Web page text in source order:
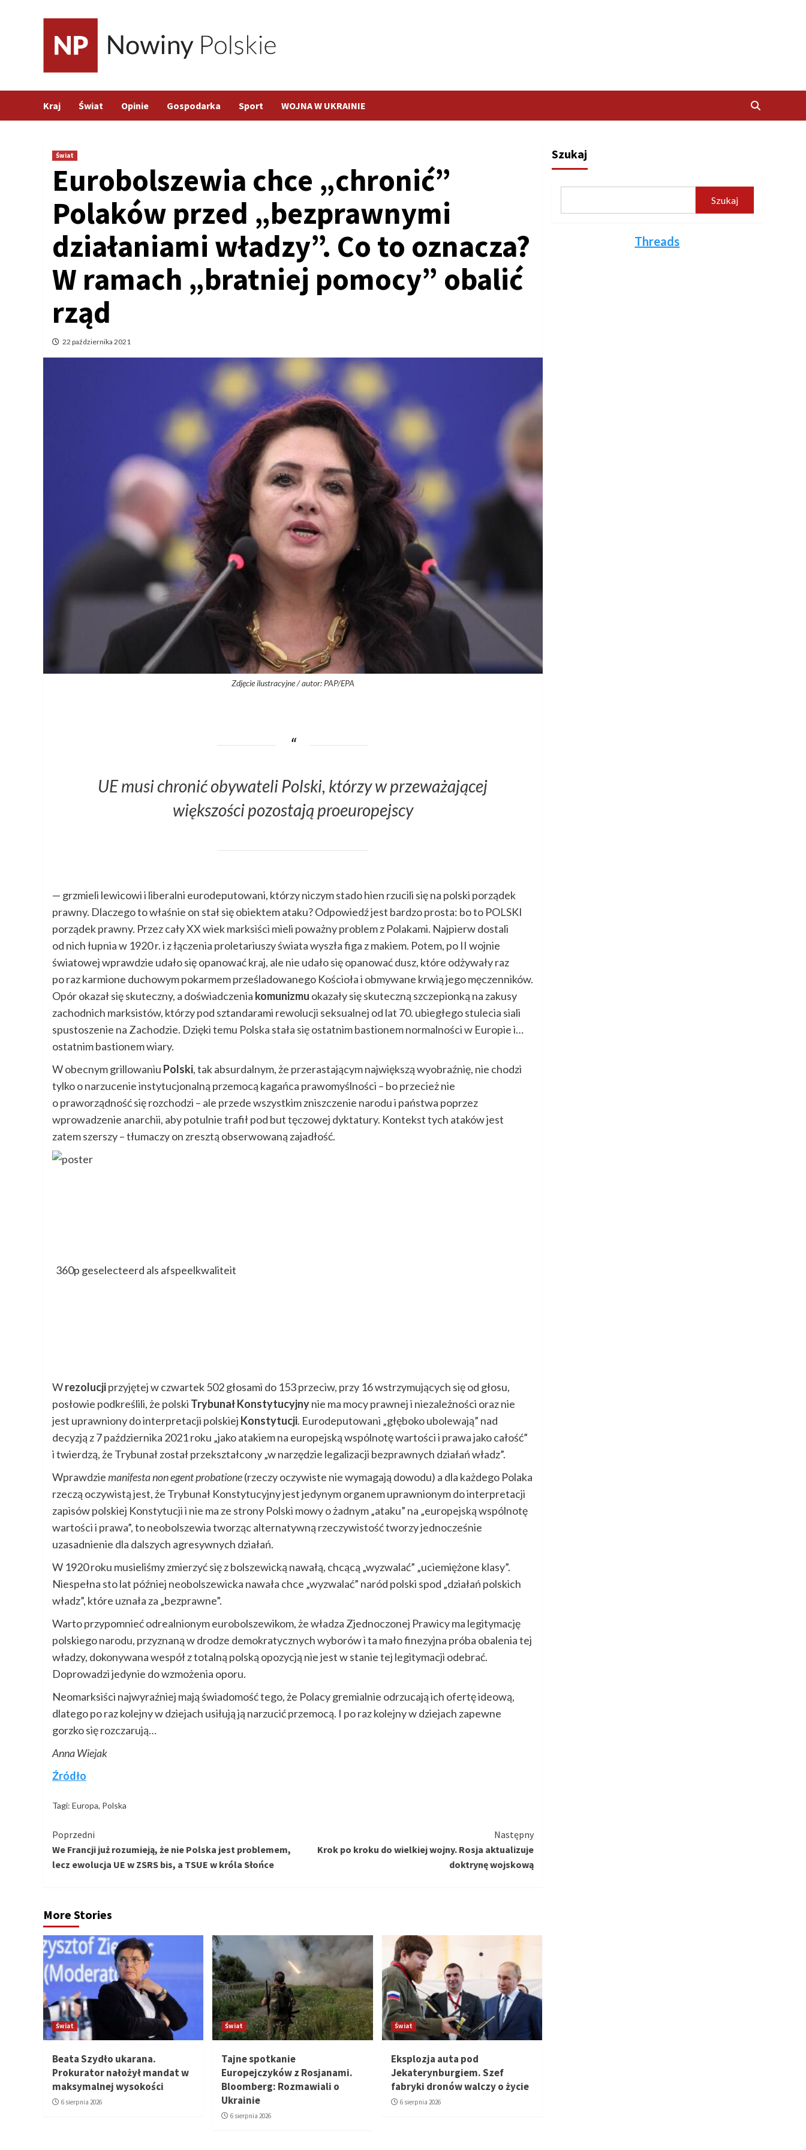
Kraj Świat Opinie Gospodarka Sport WOJNA W UKRAINIE
Świat
Eurobolszewia chce „chronić”
Polaków przed „bezprawnymi
działaniami władzy”. Co to oznacza?
W ramach „bratniej pomocy” obalić
rząd
22 października 2021
Zdjęcie ilustracyjne / autor: PAP/EPA
UE musi chronić obywateli Polski, którzy w przeważającej
większości pozostają proeuropejscy
— grzmieli lewicowi i liberalni eurodeputowani, którzy niczym stado hien rzucili się na polski porządek
prawny. Dlaczego to właśnie on stał się obiektem ataku? Odpowiedź jest bardzo prosta: bo to POLSKI
porządek prawny. Przez cały XX wiek marksiści mieli poważny problem z Polakami. Najpierw dostali
od nich łupnia w 1920 r. i z łączenia proletariuszy świata wyszła figa z makiem. Potem, po II wojnie
światowej wprawdzie udało się opanować kraj, ale nie udało się opanować dusz, które odżywały raz
po raz karmione duchowym pokarmem prześladowanego Kościoła i obmywane krwią jego męczenników.
Opór okazał się skuteczny, a doświadczenia komunizmu okazały się skuteczną szczepionką na zakusy
zachodnich marksistów, którzy pod sztandarami rewolucji seksualnej od lat 70. ubiegłego stulecia siali
spustoszenie na Zachodzie. Dzięki temu Polska stała się ostatnim bastionem normalności w Europie i…
ostatnim bastionem wiary.
W obecnym grillowaniu Polski, tak absurdalnym, że przerastającym największą wyobraźnię, nie chodzi
tylko o narzucenie instytucjonalną przemocą kagańca prawomyślności – bo przecież nie
o praworządność się rozchodzi – ale przede wszystkim zniszczenie narodu i państwa poprzez
wprowadzenie anarchii, aby potulnie trafił pod but tęczowej dyktatury. Kontekst tych ataków jest
zatem szerszy – tłumaczy on zresztą obserwowaną zajadłość.
360p geselecteerd als afspeelkwaliteit
Wrezolucjiprzyjętej w czwartek 502 głosami do 153 przeciw, przy 16 wstrzymujących się od głosu,
posłowie podkreślili, że polski Trybunał Konstytucyjnynie ma mocy prawnej i niezależności oraz nie
jest uprawniony do interpretacji polskiej Konstytucji. Eurodeputowani „głęboko ubolewają” nad
decyzją z 7 października 2021 roku „jako atakiem na europejską wspólnotę wartości i prawa jako całość”
i twierdzą, że Trybunał został przekształcony „w narzędzie legalizacji bezprawnych działań władz”.
Wprawdziemanifesta non egent probatione(rzeczy oczywiste nie wymagają dowodu) a dla każdego Polaka
rzeczą oczywistą jest, że Trybunał Konstytucyjny jest jedynym organem uprawnionym do interpretacji
zapisów polskiej Konstytucji i nie ma ze strony Polski mowy o żadnym „ataku” na „europejską wspólnotę
wartości i prawa”, to neobolszewia tworząc alternatywną rzeczywistość tworzy jednocześnie
uzasadnienie dla dalszych agresywnych działań.
W 1920 roku musieliśmy zmierzyć się z bolszewicką nawałą, chcącą „wyzwalać” „uciemiężone klasy”.
Niespełna sto lat później neobolszewicka nawała chce „wyzwalać” naród polski spod „działań polskich
władz”, które uznała za „bezprawne”.
Warto przypomnieć odrealnionym eurobolszewikom, że władza Zjednoczonej Prawicy ma legitymację
polskiego narodu, przyznaną w drodze demokratycznych wyborów i ta mało finezyjna próba obalenia tej
władzy, dokonywana wespół z totalną polską opozycją nie jest w stanie tej legitymacji odebrać.
Doprowadzi jedynie do wzmożenia oporu.
Neomarksiści najwyraźniej mają świadomość tego, że Polacy gremialnie odrzucają ich ofertę ideową,
dlatego po raz kolejny w dziejach usiłują ją narzucić przemocą. I po raz kolejny w dziejach zapewne
gorzko się rozczarują…
Anna Wiejak
Źródło
Tagi: Europa, Polska
Kontynuuj
czytanie
Poprzedni
We Francji już rozumieją, że nie Polska jest problemem,
lecz ewolucja UE w ZSRS bis, a TSUE w króla Słońce
Następny
Krok po kroku do wielkiej wojny. Rosja aktualizuje
doktrynę wojskową
More Stories
Świat
Beata Szydło ukarana.
Prokurator nałożył mandat w
maksymalnej wysokości
6 sierpnia 2026
Świat
Tajne spotkanie
Europejczyków z Rosjanami.
Bloomberg: Rozmawiali o
Ukrainie
6 sierpnia 2026
Świat
Eksplozja auta pod
Jekaterynburgiem. Szef
fabryki dronów walczy o życie
6 sierpnia 2026
Szukaj
Szukaj
Threads